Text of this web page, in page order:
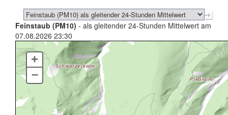
Feinstaub (PM10) - als gleitender 24-Stunden Mittelwert am
07.08.2026 23:30
+
–